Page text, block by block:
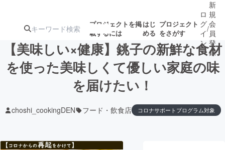
プロジェクトを掲
載するには
はじ
める
プロジェクト
をさがす
注目の新着プロ
ジェクト
募集終了が近いプ
ロ
グ
イ
ン
/
新
規
会
員
登
録
【美味しい×健康】銚子の新鮮な食材
を使った美味しくて優しい家庭の味
を届けたい！
choshi_cookingDEN フード・飲食店 コロナサポートプログラム対象